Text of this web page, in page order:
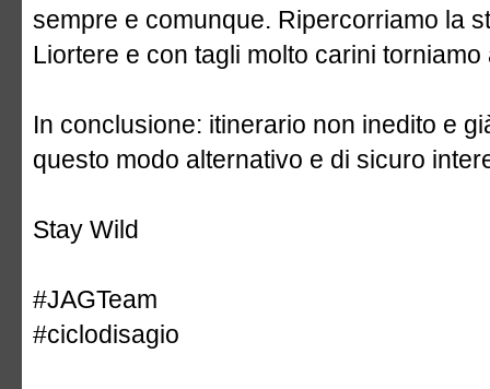
sempre e comunque. Ripercorriamo la
Liortere e con tagli molto carini torniamo
In conclusione: itinerario non inedito e
questo modo alternativo e di sicuro
Stay Wild
#JAGTeam
#ciclodisagio